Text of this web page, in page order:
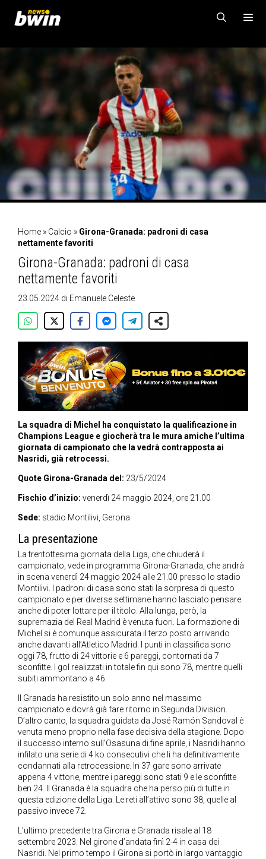
contenuto
Home » Calcio » Girona-Granada: padroni di casa
nettamente favoriti
Girona-Granada: padroni di casa
nettamente favoriti
23.05.2024 di Emanuele Celeste
La squadra di Michel ha conquistato la qualificazione in
Champions League e giocherà tra le mura amiche l’ultima
giornata di campionato che la vedrà contrapposta ai
Nasridi, già retrocessi.
Quote Girona-Granada del: 23/5/2024
Fischio d’inizio: venerdì 24 maggio 2024, ore 21.00
Sede: stadio Montilivi, Gerona
La presentazione
La trentottesima giornata della Liga, che chiuderà il
campionato, vede in programma Girona-Granada, che andrà
in scena venerdì 24 maggio 2024 alle 21.00 presso lo stadio
Montilivi. I padroni di casa sono stati la sorpresa di questo
campionato e per diverse settimane hanno lasciato pensare
anche di poter lottare per il titolo. Alla lunga, però, la
supremazia del Real Madrid è venuta fuori. La formazione di
Michel si è comunque assicurata il terzo posto arrivando
anche davanti all’Atletico Madrid. I punti in classifica sono
oggi 78, frutto di 24 vittorie e 6 pareggi, contornati da 7
sconfitte. I gol realizzati in totale fin qui sono 78, mentre quelli
subiti ammontano a 46.
Il Granada ha resistito un solo anno nel massimo
campionato e dovrà già fare ritorno in Segunda Division.
D’altro canto, la squadra guidata da José Ramón Sandoval è
venuta meno proprio nella fase decisiva della stagione. Dopo
il successo interno sull’Osasuna di fine aprile, i Nasridi hanno
infilato una serie di 4 ko consecutivi che li ha definitivamente
condannati alla retrocessione. In 37 gare sono arrivate
appena 4 vittorie, mentre i pareggi sono stati 9 e le sconfitte
ben 24. Il Granada è la squadra che ha perso più di tutte in
questa edizione della Liga. Le reti all’attivo sono 38, quelle al
passivo invece 72.
L’ultimo precedente tra Girona e Granada risale al 18
settembre 2023. Nel girone d’andata finì 2-4 in casa dei
Nasridi. Nel primo tempo il Girona si portò in largo vantaggio